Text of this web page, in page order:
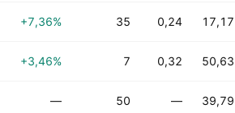
+7,36% 35 0,24 17,17
+3,46% 7 0,32 50,63
— 50 — 39,79